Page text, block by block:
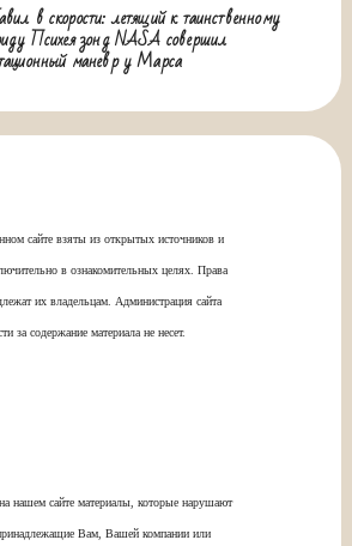
в скорости: летящий к таинственному
Психея зонд NASA совершил
маневр у Марса
сайте взяты из открытых источников и
в ознакомительных целях. Права
их владельцам. Администрация сайта
за содержание материала не несет.
нашем сайте материалы, которые нарушают
Вам, Вашей компании или